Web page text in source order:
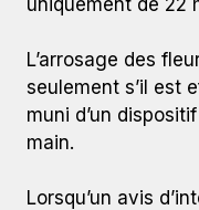
uniquement de 22
L’arrosage des
seulement s’il est
muni d’un
main.
Lorsqu’un avis